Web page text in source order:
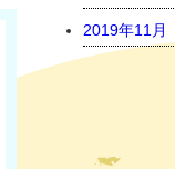
2019年11月